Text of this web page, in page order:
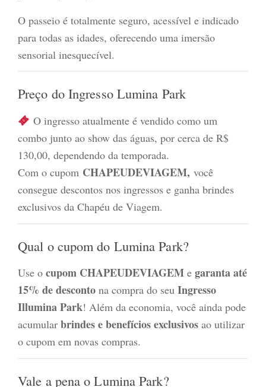
O passeio é totalmente seguro, acessível e indicado
para todas as idades, oferecendo uma imersão
sensorial inesquecível.
Preço do Ingresso Lumina Park
O ingresso atualmente é vendido como um
combo junto ao show das águas, por cerca de R$
130,00, dependendo da temporada.
Com o cupom CHAPEUDEVIAGEM, você
consegue descontos nos ingressos e ganha brindes
exclusivos da Chapéu de Viagem.
Qual o cupom do Lumina Park?
Use o cupom CHAPEUDEVIAGEM e garanta até
15% de desconto na compra do seu Ingresso
Illumina Park! Além da economia, você ainda pode
acumular brindes e benefícios exclusivos ao utilizar
o cupom em novas compras.
Vale a pena o Lumina Park?